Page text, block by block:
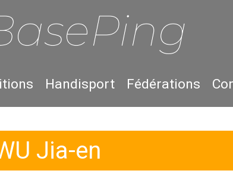
Handisport Fédérations
Jia-en